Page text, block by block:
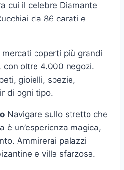
cui il celebre Diamante
da 86 carati e
mercati coperti più grandi
con oltre 4.000 negozi.
gioielli, spezie,
di ogni tipo.
Navigare sullo stretto che
è un’esperienza magica,
Ammirerai palazzi
e ville sfarzose.